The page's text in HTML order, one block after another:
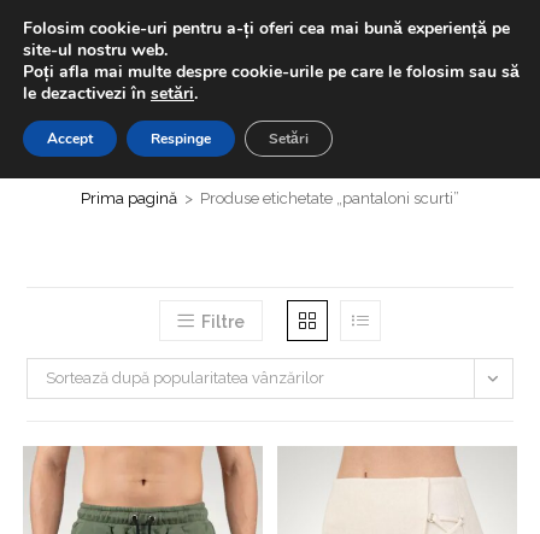
content
LIVRAREA GRATUITĂ | Ai -20% la prima comanda folosind
codul "BUNVENIT20" + Extra discount 5% la plățile cu cardul
pantaloni scurti
Prima pagină > Produse etichetate „pantaloni scurti”
Filtre
Sortează după popularitatea vânzărilor
Folosim cookie-uri pentru a-ți oferi cea mai bună experiență pe
site-ul nostru web.
Poți afla mai multe despre cookie-urile pe care le folosim sau să
le dezactivezi în setări.
Accept Respinge Setări